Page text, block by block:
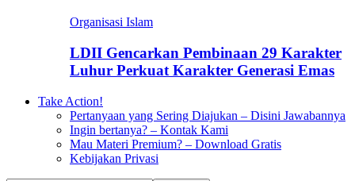
Organisasi Islam
LDII Gencarkan Pembinaan 29 Karakter
Luhur Perkuat Karakter Generasi Emas
Take Action!
Pertanyaan yang Sering Diajukan – Disini Jawabannya
Ingin bertanya? – Kontak Kami
Mau Materi Premium? – Download Gratis
Kebijakan Privasi